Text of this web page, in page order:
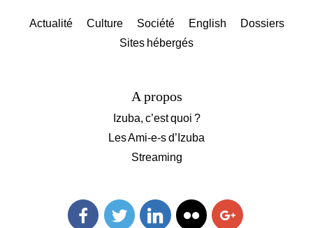
Actualité Culture Société English
Dossiers
Sites hébergés
A propos
Izuba, c’est quoi ?
Les Ami-e-s d’Izuba
Streaming